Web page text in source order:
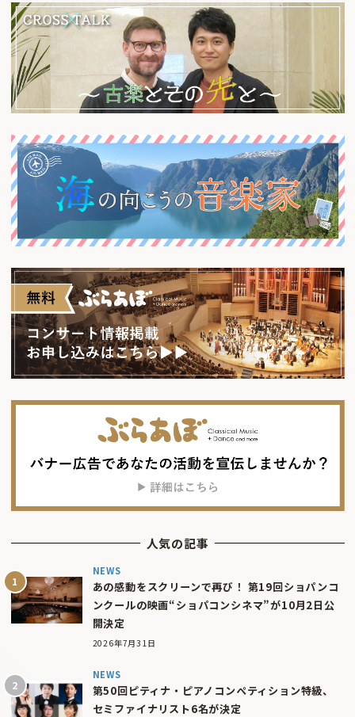
人気の記事
NEWS
あの感動をスクリーンで再び！ 第19回ショパンコ
ンクールの映画“ショパコンシネマ”が10月2日公
開決定
2026年7月31日
NEWS
第50回ピティナ・ピアノコンペティション特級、
セミファイナリスト6名が決定